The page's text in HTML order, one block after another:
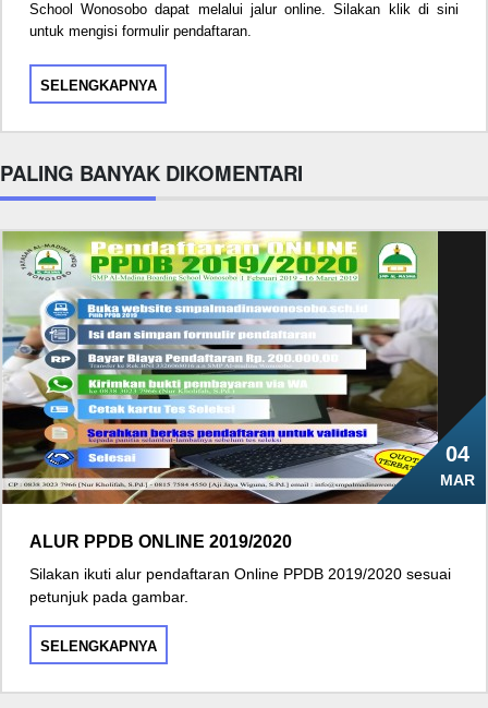
School Wonosobo dapat melalui jalur online. Silakan klik di sini
untuk mengisi formulir pendaftaran.
SELENGKAPNYA
PALING BANYAK DIKOMENTARI
04
MAR
ALUR PPDB ONLINE 2019/2020
Silakan ikuti alur pendaftaran Online PPDB 2019/2020 sesuai
petunjuk pada gambar.
SELENGKAPNYA